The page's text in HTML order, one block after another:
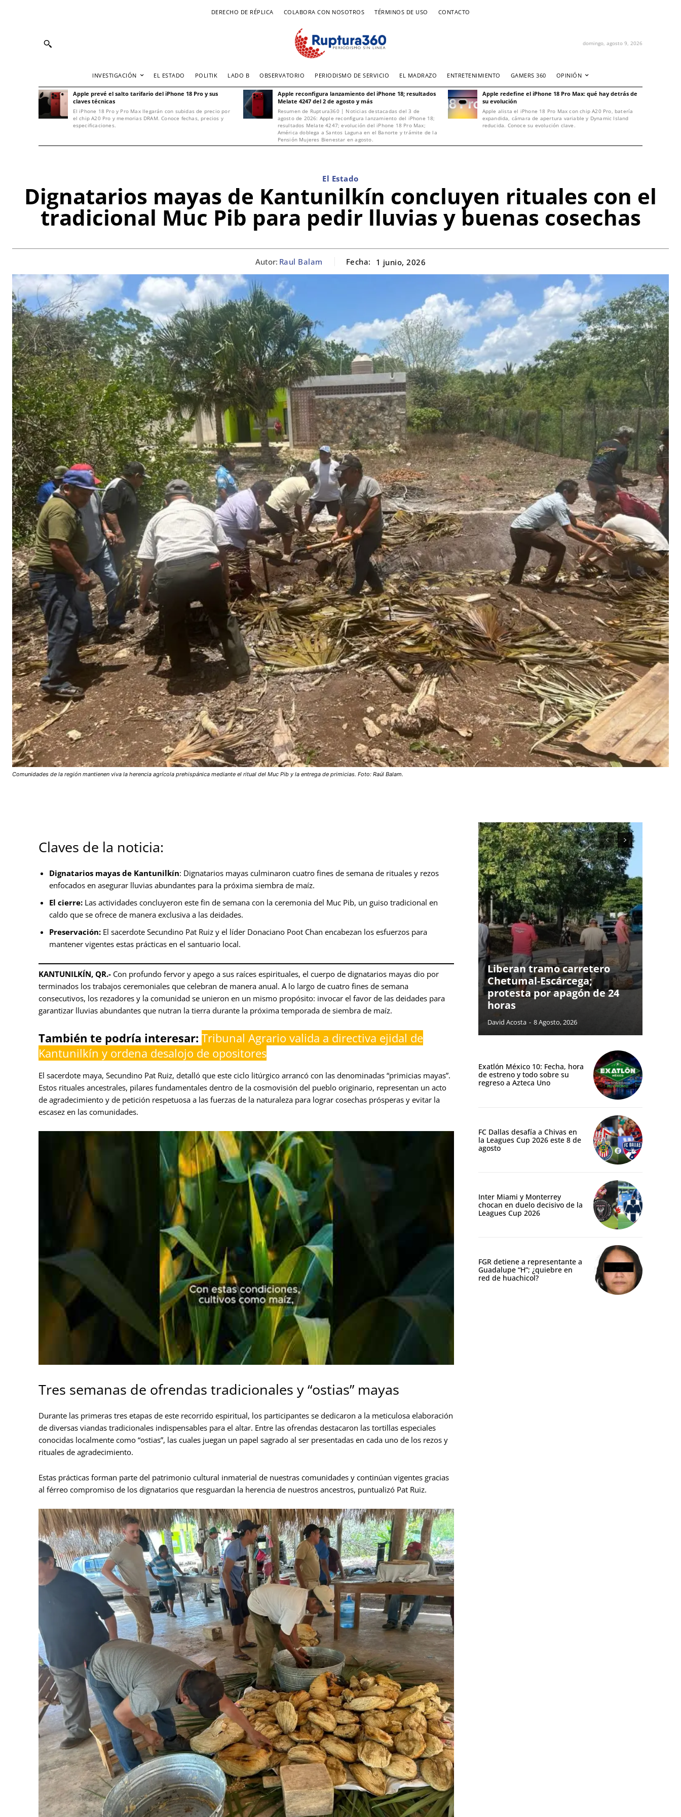
DERECHO DE RÉPLICA COLABORA CON NOSOTROS TÉRMINOS DE USO CONTACTO
domingo, agosto 9, 2026
INVESTIGACIÓN EL ESTADO POLITIK LADO B OBSERVATORIO PERIODISMO DE SERVICIO EL MADRAZO ENTRETENIMIENTO GAMERS 360 OPINIÓN
Apple prevé el salto tarifario del iPhone 18 Pro y sus
claves técnicas
El iPhone 18 Pro y Pro Max llegarán con subidas de precio por
el chip A20 Pro y memorias DRAM. Conoce fechas, precios y
especificaciones.
Apple reconfigura lanzamiento del iPhone 18; resultados
Melate 4247 del 2 de agosto y más
Resumen de Ruptura360 | Noticias destacadas del 3 de
agosto de 2026: Apple reconfigura lanzamiento del iPhone 18;
resultados Melate 4247; evolución del iPhone 18 Pro Max;
América doblega a Santos Laguna en el Banorte y trámite de la
Pensión Mujeres Bienestar en agosto.
Apple redefine el iPhone 18 Pro Max: qué hay detrás de
su evolución
Apple alista el iPhone 18 Pro Max con chip A20 Pro, batería
expandida, cámara de apertura variable y Dynamic Island
reducida. Conoce su evolución clave.
El Estado
Dignatarios mayas de Kantunilkín concluyen rituales con el
tradicional Muc Pib para pedir lluvias y buenas cosechas
Autor: Raul Balam Fecha: 1 junio, 2026
Comunidades de la región mantienen viva la herencia agrícola prehispánica mediante el ritual del Muc Pib y la entrega de primicias. Foto: Raúl Balam.
Claves de la noticia:
Dignatarios mayas de Kantunilkín: Dignatarios mayas culminaron cuatro fines de semana de rituales y rezos
enfocados en asegurar lluvias abundantes para la próxima siembra de maíz.
El cierre: Las actividades concluyeron este fin de semana con la ceremonia del Muc Pib, un guiso tradicional en
caldo que se ofrece de manera exclusiva a las deidades.
Preservación: El sacerdote Secundino Pat Ruiz y el líder Donaciano Poot Chan encabezan los esfuerzos para
mantener vigentes estas prácticas en el santuario local.
KANTUNILKÍN, QR.- Con profundo fervor y apego a sus raíces espirituales, el cuerpo de dignatarios mayas dio por
terminados los trabajos ceremoniales que celebran de manera anual. A lo largo de cuatro fines de semana
consecutivos, los rezadores y la comunidad se unieron en un mismo propósito: invocar el favor de las deidades para
garantizar lluvias abundantes que nutran la tierra durante la próxima temporada de siembra de maíz.
También te podría interesar: Tribunal Agrario valida a directiva ejidal de
Kantunilkín y ordena desalojo de opositores
El sacerdote maya, Secundino Pat Ruiz, detalló que este ciclo litúrgico arrancó con las denominadas “primicias mayas”.
Estos rituales ancestrales, pilares fundamentales dentro de la cosmovisión del pueblo originario, representan un acto
de agradecimiento y de petición respetuosa a las fuerzas de la naturaleza para lograr cosechas prósperas y evitar la
escasez en las comunidades.
Tres semanas de ofrendas tradicionales y “ostias” mayas
Durante las primeras tres etapas de este recorrido espiritual, los participantes se dedicaron a la meticulosa elaboración
de diversas viandas tradicionales indispensables para el altar. Entre las ofrendas destacaron las tortillas especiales
conocidas localmente como “ostias”, las cuales juegan un papel sagrado al ser presentadas en cada uno de los rezos y
rituales de agradecimiento.
Estas prácticas forman parte del patrimonio cultural inmaterial de nuestras comunidades y continúan vigentes gracias
al férreo compromiso de los dignatarios que resguardan la herencia de nuestros ancestros, puntualizó Pat Ruiz.
Liberan tramo carretero
Chetumal-Escárcega;
protesta por apagón de 24
horas
David Acosta - 8 Agosto, 2026
Exatlón México 10: Fecha, hora
de estreno y todo sobre su
regreso a Azteca Uno
FC Dallas desafía a Chivas en
la Leagues Cup 2026 este 8 de
agosto
Inter Miami y Monterrey
chocan en duelo decisivo de la
Leagues Cup 2026
FGR detiene a representante a
Guadalupe “H”; ¿quiebre en
red de huachicol?